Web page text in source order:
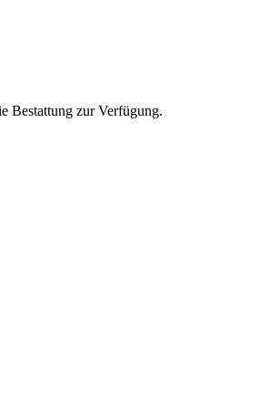
Bestattung zur Verfügung.